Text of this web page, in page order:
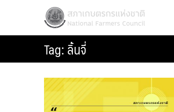
สภาเกษตรกรแห่งชาติ
National Farmers Council
Tag:ลิ้นจี่